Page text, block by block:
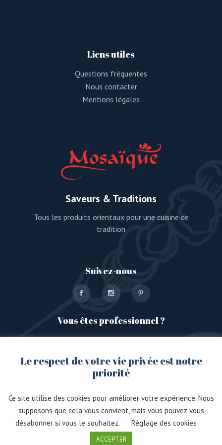
Liens utiles
Questions fréquentes
Nous contacter
Mentions légales
Saveurs & Traditions
Tous les produits orientaux pour une cuisine de
tradition
Suivez-nous
Vous êtes professionnel ?
Rendez-vous sur notre plateforme dédiée
© 2021, Mosaïque. Créé avec passion par
Immersive.
Le respect de votre vie privée est notre
priorité
Ce site utilise des cookies pour améliorer votre expérience. Nous
supposons que cela vous convient, mais vous pouvez vous
désabonner si vous le souhaitez.
Réglage des cookies
ACCEPTER